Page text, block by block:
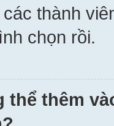
thành
chọn rồi.
thể thêm